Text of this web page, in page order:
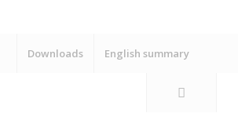
Downloads English summary